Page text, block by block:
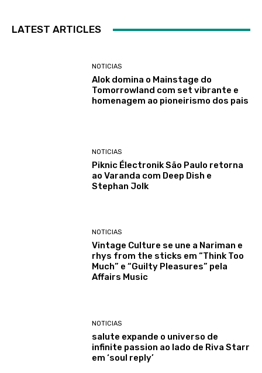
LATEST ARTICLES
NOTICIAS
Alok domina o Mainstage do
Tomorrowland com set vibrante e
homenagem ao pioneirismo dos pais
NOTICIAS
Piknic Électronik São Paulo retorna
ao Varanda com Deep Dish e
Stephan Jolk
NOTICIAS
Vintage Culture se une a Nariman e
rhys from the sticks em “Think Too
Much” e “Guilty Pleasures” pela
Affairs Music
NOTICIAS
salute expande o universo de
infinite passion ao lado de Riva Starr
em ‘soul reply’